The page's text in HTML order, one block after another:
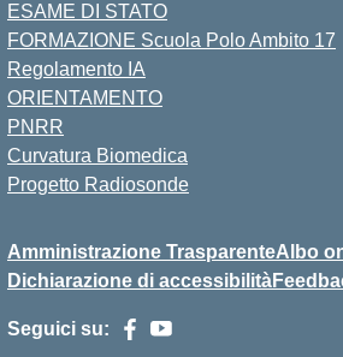
ESAME DI STATO
FORMAZIONE Scuola Polo Ambito 17
Regolamento IA
ORIENTAMENTO
PNRR
Curvatura Biomedica
Progetto Radiosonde
Amministrazione TrasparenteAlbo
Dichiarazione di accessibilità
Seguici su: